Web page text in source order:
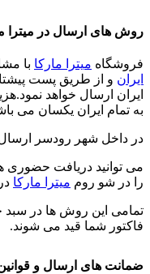
روش های ارسال در میترا
فروشگاه میترا مارکا با
ایران و از طریق پست
ایران ارسال خواهد
به تمام ایران یکسان می
در داخل شهر رودسر
می توانید دریافت حضوری
را در شو روم میترا مارکا
تمامی این روش ها در
فاکتور شما قید می شوند.
ضمانت های ارسال و